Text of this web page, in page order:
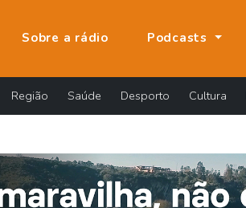
Sobre a rádio Podcasts
Região Saúde Desporto Cultura